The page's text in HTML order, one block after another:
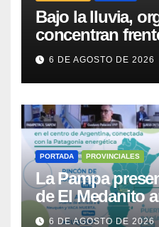
Bajo la lluvia,
concentran
contra de la Ley
Privada
6 DE AGOSTO DE 2026
PORTADA PROVINCIALES
La Pampa
de El Medanito
6 DE AGOSTO DE 2026